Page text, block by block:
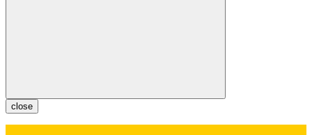
close